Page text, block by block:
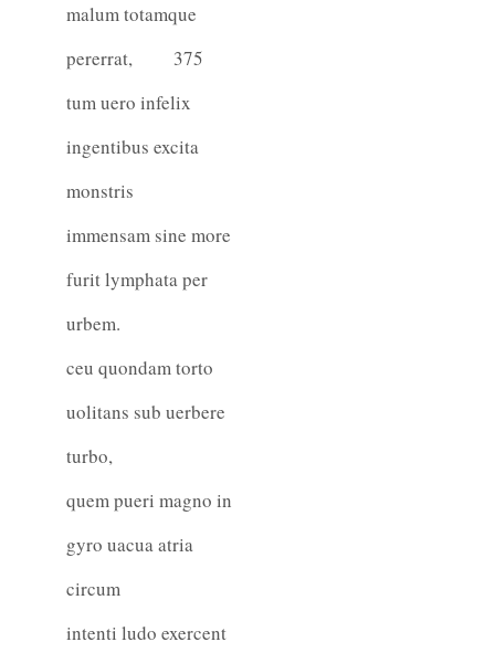
malum totamque
pererrat,
375
tum uero infelix
ingentibus excita
monstris
immensam sine more
furit lymphata per
urbem.
ceu quondam torto
uolitans sub uerbere
turbo,
quem pueri magno in
gyro uacua atria
circum
intenti ludo exercent